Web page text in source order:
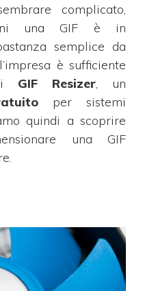
complicato,
una GIF è in
semplice da
è sufficiente
GIF Resizer,
un
per sistemi
quindi a scoprire
una GIF